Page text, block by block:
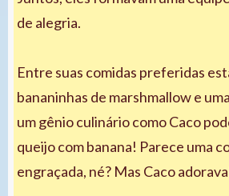
de alegria.
Entre suas comidas preferidas
bananinhas de marshmallow e
um gênio culinário como Caco
queijo com banana! Parece uma
engraçada, né? Mas Caco